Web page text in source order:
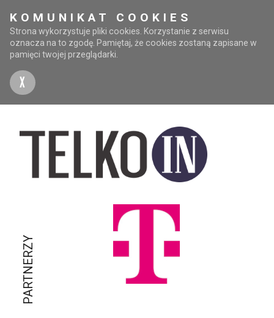
KOMUNIKAT COOKIES
Strona wykorzystuje pliki cookies. Korzystanie z serwisu
oznacza na to zgodę. Pamiętaj, że cookies zostaną zapisane w
pamięci twojej przeglądarki.
X
PARTNERZY